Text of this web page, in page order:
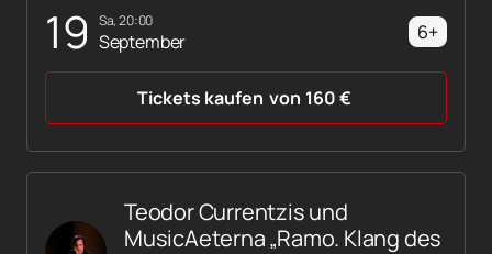
19 Sa, 20:00
September 6+
Tickets kaufen von 160€
Teodor Currentzis und
MusicAeterna „Ramo. Klang des